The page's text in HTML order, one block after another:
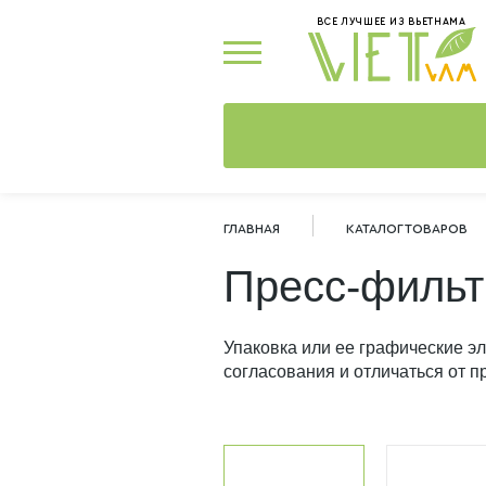
ВСЕ ЛУЧШЕЕ ИЗ ВЬЕТНАМА
ГЛАВНАЯ КАТАЛОГ ТОВАРОВ
Пресс-
Упаковка или ее графические
согласования и отличаться от